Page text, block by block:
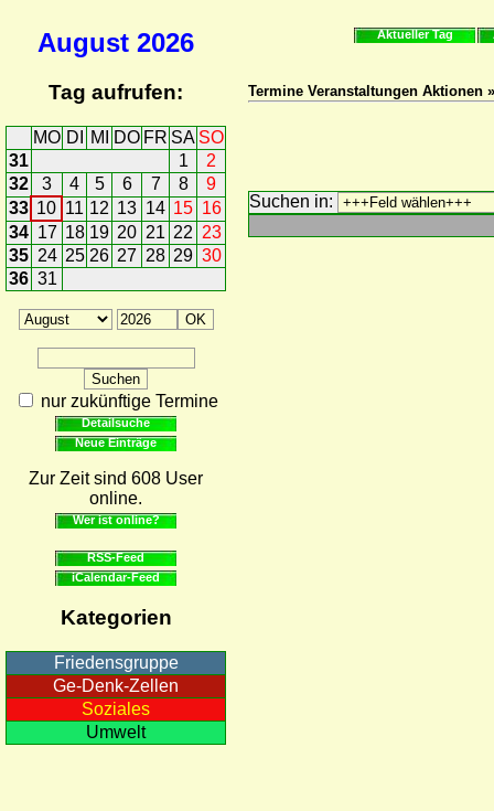
August 2026
Tag aufrufen:
MO DI MI DO FR SA SO
31
1
2
32
3 4 5 6 7 8
9
33 10 11 12 13 14 15 16
34 17 18 19 20 21 22 23
35 24 25 26 27 28 29 30
36 31
nur zukünftige Termine
Detailsuche
Neue Einträge
Zur Zeit sind 608 User
online.
Wer ist online?
RSS-Feed
iCalendar-Feed
Kategorien
Friedensgruppe
Ge-Denk-Zellen
Soziales
Umwelt
Aktueller Tag
Termine Veranstaltungen Aktionen
Suchen in: